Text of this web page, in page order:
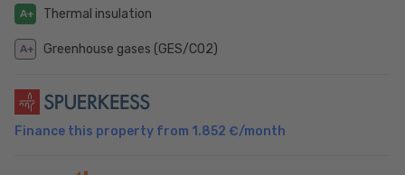
A+ Thermal insulation
A+ Greenhouse gases (GES/CO2)
Finance this property from 1.852 €/month